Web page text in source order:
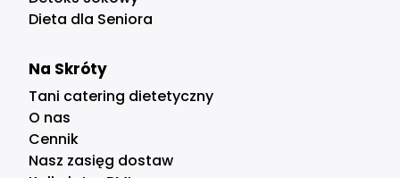
Dieta dla Seniora
Na Skróty
Tani catering dietetyczny
O nas
Cennik
Nasz zasięg dostaw